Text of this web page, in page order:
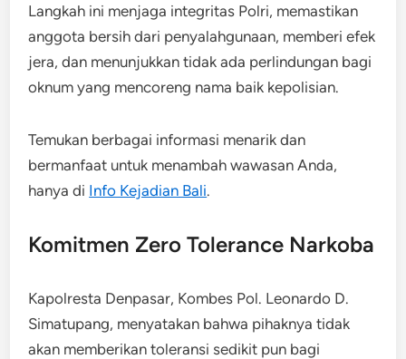
Langkah ini menjaga integritas Polri, memastikan
anggota bersih dari penyalahgunaan, memberi efek
jera, dan menunjukkan tidak ada perlindungan bagi
oknum yang mencoreng nama baik kepolisian.
Temukan berbagai informasi menarik dan
bermanfaat untuk menambah wawasan Anda,
hanya di Info Kejadian Bali.
Komitmen Zero Tolerance Narkoba
Kapolresta Denpasar, Kombes Pol. Leonardo D.
Simatupang, menyatakan bahwa pihaknya tidak
akan memberikan toleransi sedikit pun bagi